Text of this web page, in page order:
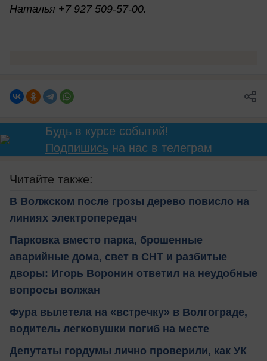
Наталья +7 927 509-57-00.
Будь в курсе событий!
Подпишисьна нас в телеграм
Читайте также:
В Волжском после грозы дерево повисло на
линиях электропередач
Парковка вместо парка, брошенные
аварийные дома, свет в СНТ и разбитые
дворы: Игорь Воронин ответил на неудобные
вопросы волжан
Фура вылетела на «встречку» в Волгограде,
водитель легковушки погиб на месте
Депутаты гордумы лично проверили, как УК